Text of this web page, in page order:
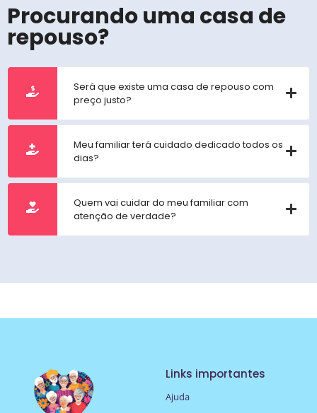
Procurando uma casa de
repouso?
Será que existe uma casa de repouso com
preço justo?
Meu familiar terá cuidado dedicado todos os
dias?
Quem vai cuidar do meu familiar com
atenção de verdade?
Links importantes
Ajuda